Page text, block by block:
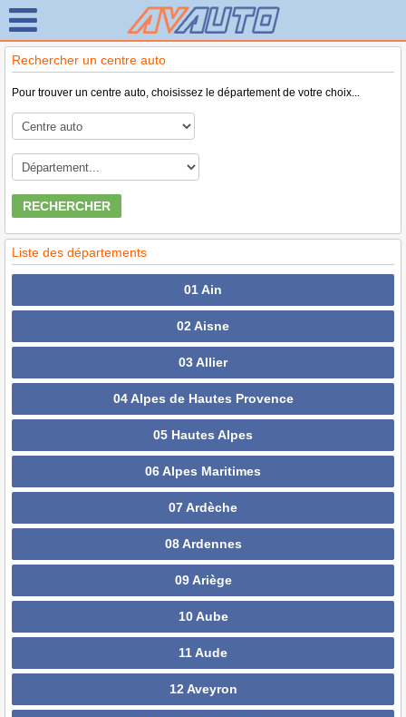
Rechercher un centre auto
Pour trouver un centre auto, choisissez le département de votre choix...
RECHERCHER
Liste des départements
01 Ain
02 Aisne
03 Allier
04 Alpes de Hautes Provence
05 Hautes Alpes
06 Alpes Maritimes
07 Ardèche
08 Ardennes
09 Ariège
10 Aube
11 Aude
12 Aveyron